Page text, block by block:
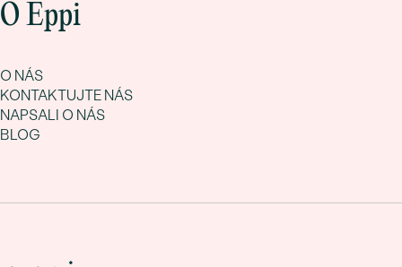
O Eppi
O NÁS
KONTAKTUJTE NÁS
NAPSALI O NÁS
BLOG